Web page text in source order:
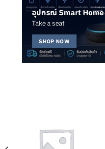
อุปกรณ์ Smart Home
Take a seat
SHOP NOW